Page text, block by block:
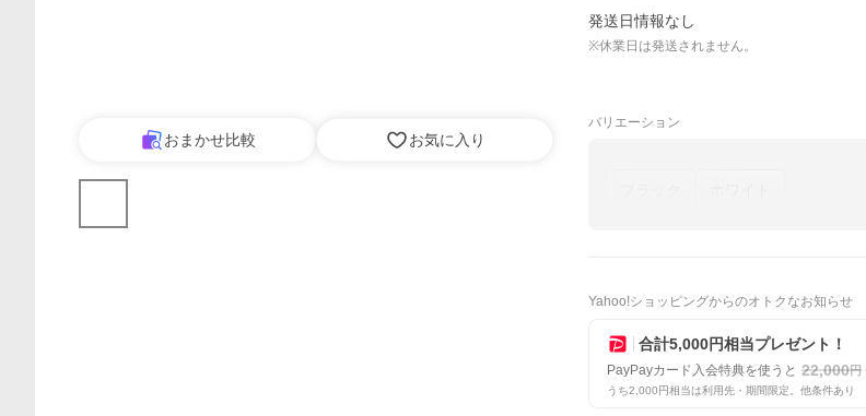
おまかせ比較 お気に入り
発送日情報なし
※休業日は発送されません。
バリエーション
Yahoo!ショッピングからのオトクなお知らせ
合計5,000円相当プレゼント！
PayPayカード入会特典を使うと 22,000円
うち2,000円相当は利用先・期間限定。他条件あり